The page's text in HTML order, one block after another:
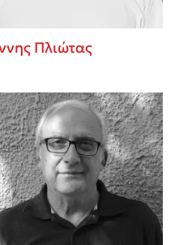
Πλιώτας